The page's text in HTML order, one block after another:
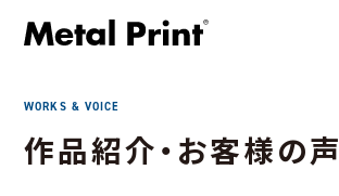
作品紹介・お客様の声
WORKS & VOICE